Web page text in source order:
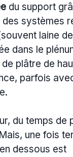
du support
systèmes
laine
dans le
de plâtre de
parfois
du temps de
une fois
dessous est